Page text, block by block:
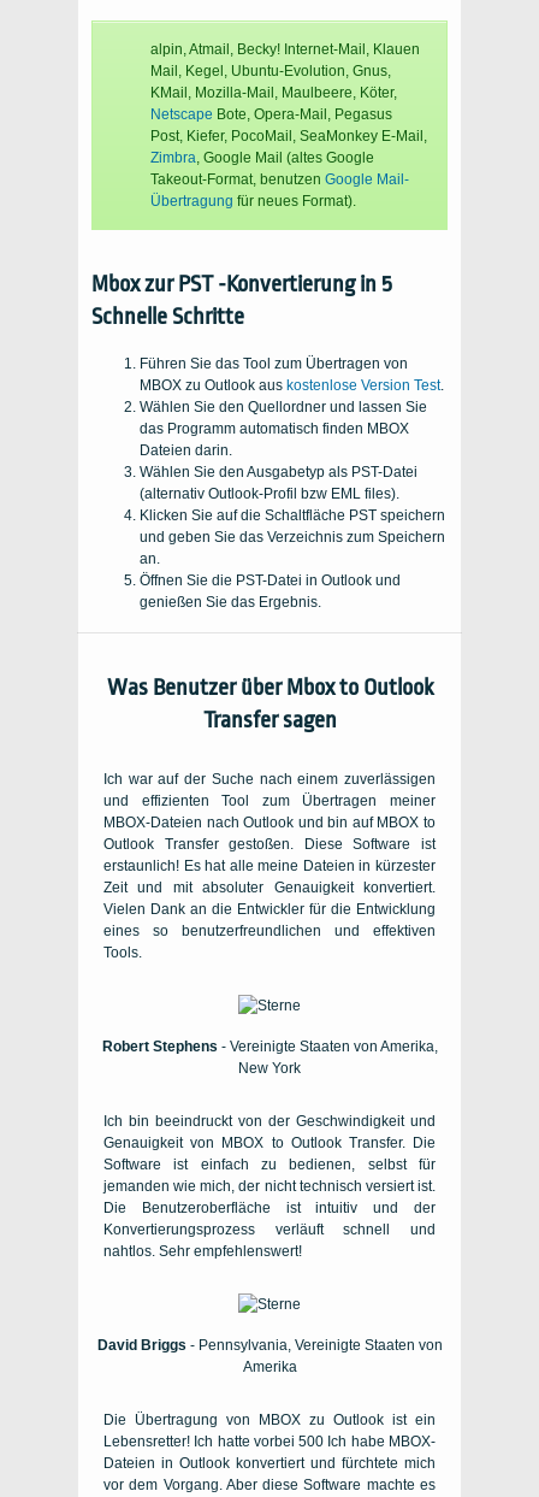
alpin, Atmail, Becky! Internet-Mail, Klauen
Mail, Kegel, Ubuntu-Evolution, Gnus,
KMail, Mozilla-Mail, Maulbeere, Köter,
Netscape Bote, Opera-Mail, Pegasus
Post, Kiefer, PocoMail, SeaMonkey E-Mail,
Zimbra, Google Mail (altes Google
Takeout-Format, benutzen Google Mail-
Übertragung für neues Format).
Mbox zur PST -Konvertierung in 5
Schnelle Schritte
Führen Sie das Tool zum Übertragen von
MBOX zu Outlook aus kostenlose Version Test.
Wählen Sie den Quellordner und lassen Sie
das Programm automatisch finden MBOX
Dateien darin.
Wählen Sie den Ausgabetyp als PST-Datei
(alternativ Outlook-Profil bzw EML files).
Klicken Sie auf die Schaltfläche PST speichern
und geben Sie das Verzeichnis zum Speichern
an.
Öffnen Sie die PST-Datei in Outlook und
genießen Sie das Ergebnis.
Was Benutzer über Mbox to Outlook
Transfer sagen
Ich war auf der Suche nach einem zuverlässigen
und effizienten Tool zum Übertragen meiner
MBOX-Dateien nach Outlook und bin auf MBOX to
Outlook Transfer gestoßen. Diese Software ist
erstaunlich! Es hat alle meine Dateien in kürzester
Zeit und mit absoluter Genauigkeit konvertiert.
Vielen Dank an die Entwickler für die Entwicklung
eines so benutzerfreundlichen und effektiven
Tools.
Robert Stephens - Vereinigte Staaten von Amerika,
New York
Ich bin beeindruckt von der Geschwindigkeit und
Genauigkeit von MBOX to Outlook Transfer. Die
Software ist einfach zu bedienen, selbst für
jemanden wie mich, der nicht technisch versiert ist.
Die Benutzeroberfläche ist intuitiv und der
Konvertierungsprozess verläuft schnell und
nahtlos. Sehr empfehlenswert!
David Briggs - Pennsylvania, Vereinigte Staaten von
Amerika
Die Übertragung von MBOX zu Outlook ist ein
Lebensretter! Ich hatte vorbei 500 Ich habe MBOX-
Dateien in Outlook konvertiert und fürchtete mich
vor dem Vorgang. Aber diese Software machte es